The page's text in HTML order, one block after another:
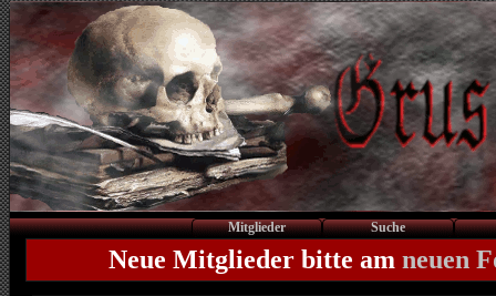
Mitglieder Suche
Neue Mitglieder bitte am neuen